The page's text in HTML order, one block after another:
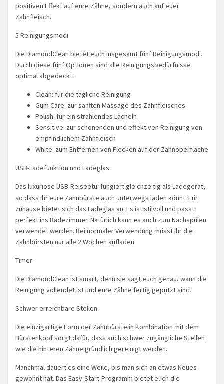
positiven Effekt auf eure Zähne, sondern auch auf euer
Zahnfleisch.
5 Reinigungsmodi
Die DiamondClean bietet euch insgesamt fünf Reinigungsmodi.
Durch diese fünf Optionen sind alle Reinigungsbedürfnisse
optimal abgedeckt:
Clean: für die tägliche Reinigung
Gum Care: zur sanften Massage des Zahnfleisches
Polish: für ein strahlendes Lächeln
Sensitive: zur schonenden und effektiven Reinigung von
empfindlichem Zahnfleisch
White: zum Entfernen von Flecken auf der Zahnoberfläche
USB-Ladefunktion und Ladeglas
Das luxuriöse USB-Reiseetui fungiert gleichzeitig als Ladegerät,
so dass ihr eure Zahnbürste auch unterwegs laden könnt. Für
zuhause bietet sich das Ladeglas an. Es ist stilvoll und passt
perfekt ins Badezimmer. Natürlich kann es auch zum Nachspülen
verwendet werden. Bei normaler Verwendung müsst ihr die
Zahnbürsten nur alle 2 Wochen aufladen.
Timer
Die DiamondClean ist smart, denn sie sagt euch genau, wann die
Reinigung vollendet ist und eure Zähne fertig geputzt sind.
Schwer erreichbare Stellen
Die einzigartige Form der Zahnbürste in Kombination mit dem
Bürstenkopf sorgt dafür, dass auch schwer zugängliche Stellen
wie die hinteren Zähne gründlich gereinigt werden.
Manchmal dauert es eine Weile, bis man sich an etwas Neues
gewöhnt hat. Das Easy-Start-Programm bietet euch die